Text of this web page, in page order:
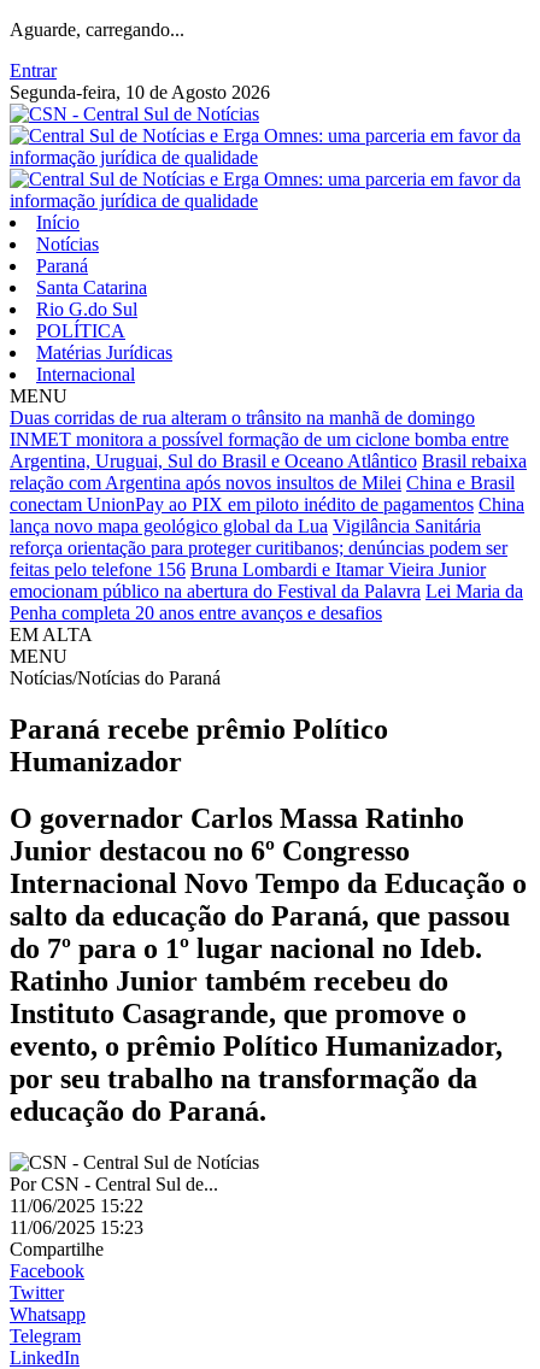
Aguarde, carregando...
Entrar
Segunda-feira, 10 de Agosto 2026
Início
Notícias
Paraná
Santa Catarina
Rio G.do Sul
POLÍTICA
Matérias Jurídicas
Internacional
MENU
Duas corridas de rua alteram o trânsito na manhã de domingo
INMET monitora a possível formação de um ciclone bomba entre
Argentina, Uruguai, Sul do Brasil e Oceano Atlântico Brasil rebaixa
relação com Argentina após novos insultos de Milei China e Brasil
conectam UnionPay ao PIX em piloto inédito de pagamentos China
lança novo mapa geológico global da Lua Vigilância Sanitária
reforça orientação para proteger curitibanos; denúncias podem ser
feitas pelo telefone 156 Bruna Lombardi e Itamar Vieira Junior
emocionam público na abertura do Festival da Palavra Lei Maria da
Penha completa 20 anos entre avanços e desafios
EM ALTA
MENU
Notícias/Notícias do Paraná
Paraná recebe prêmio Político
Humanizador
O governador Carlos Massa Ratinho
Junior destacou no 6º Congresso
Internacional Novo Tempo da Educação o
salto da educação do Paraná, que passou
do 7º para o 1º lugar nacional no Ideb.
Ratinho Junior também recebeu do
Instituto Casagrande, que promove o
evento, o prêmio Político Humanizador,
por seu trabalho na transformação da
educação do Paraná.
PorCSN - Central Sul de...
11/06/2025 15:22
11/06/2025 15:23
Compartilhe
Facebook
Twitter
Whatsapp
Telegram
LinkedIn